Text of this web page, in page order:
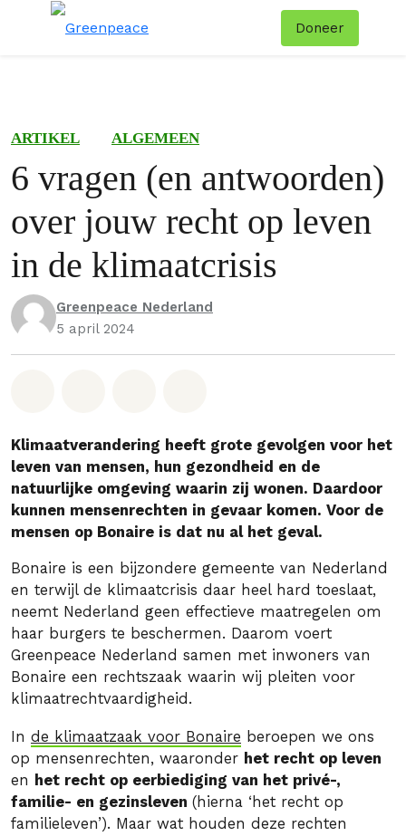
Doneer
ARTIKEL ALGEMEEN
6 vragen (en antwoorden)
over jouw recht op leven
in de klimaatcrisis
Greenpeace Nederland
5 april 2024
Klimaatverandering heeft grote gevolgen voor het
leven van mensen, hun gezondheid en de
natuurlijke omgeving waarin zij wonen. Daardoor
kunnen mensenrechten in gevaar komen. Voor de
mensen op Bonaire is dat nu al het geval.
Bonaire is een bijzondere gemeente van Nederland
en terwijl de klimaatcrisis daar heel hard toeslaat,
neemt Nederland geen effectieve maatregelen om
haar burgers te beschermen. Daarom voert
Greenpeace Nederland samen met inwoners van
Bonaire een rechtszaak waarin wij pleiten voor
klimaatrechtvaardigheid.
In de klimaatzaak voor Bonaire beroepen we ons
op mensenrechten, waaronder het recht op leven
en het recht op eerbiediging van het privé-,
familie- en gezinsleven (hierna ‘het recht op
familieleven’). Maar wat houden deze rechten